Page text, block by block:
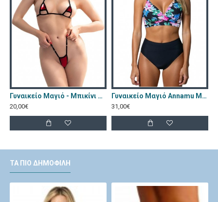
Γυναικείο Μαγιό - Μπικίνι Chilirose Κόκκινο CR-4603-Red
20,00€
Γυναικείο Μαγιό Annamu Μαύρο Φλοράλ A-1084
31,00€
ΤΑ ΠΙΟ ΔΗΜΟΦΙΛΉ